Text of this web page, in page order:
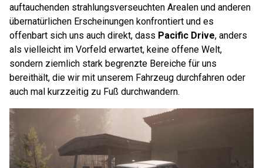
auftauchenden strahlungsverseuchten Arealen und anderen
übernatürlichen Erscheinungen konfrontiert und es
offenbart sich uns auch direkt, dass Pacific Drive, anders
als vielleicht im Vorfeld erwartet, keine offene Welt,
sondern ziemlich stark begrenzte Bereiche für uns
bereithält, die wir mit unserem Fahrzeug durchfahren oder
auch mal kurzzeitig zu Fuß durchwandern.